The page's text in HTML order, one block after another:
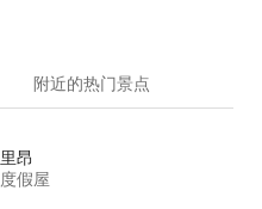
附近的热门景点
里昂
度假屋